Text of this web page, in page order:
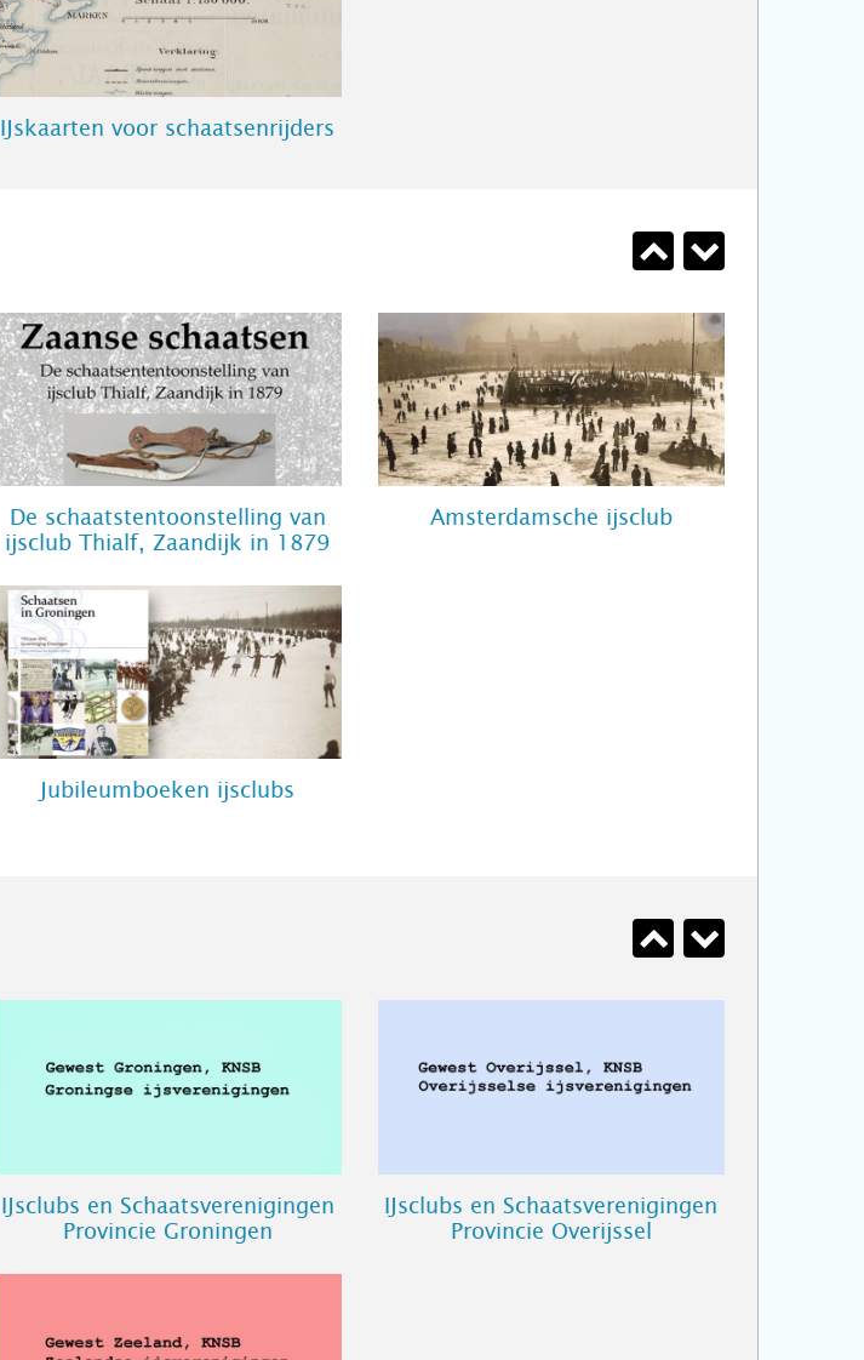
IJskaarten voor schaatsenrijders
De schaatstentoonstelling van
ijsclub Thialf, Zaandijk in 1879
Amsterdamsche ijsclub
Jubileumboeken ijsclubs
IJsclubs en Schaatsverenigingen
Provincie Groningen
IJsclubs en Schaatsverenigingen
Provincie Overijssel